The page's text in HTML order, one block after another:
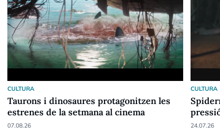
CULTURA
Taurons i dinosaures protagonitzen les
estrenes de la setmana al cinema
07.08.26
CULTURA
24.07.26